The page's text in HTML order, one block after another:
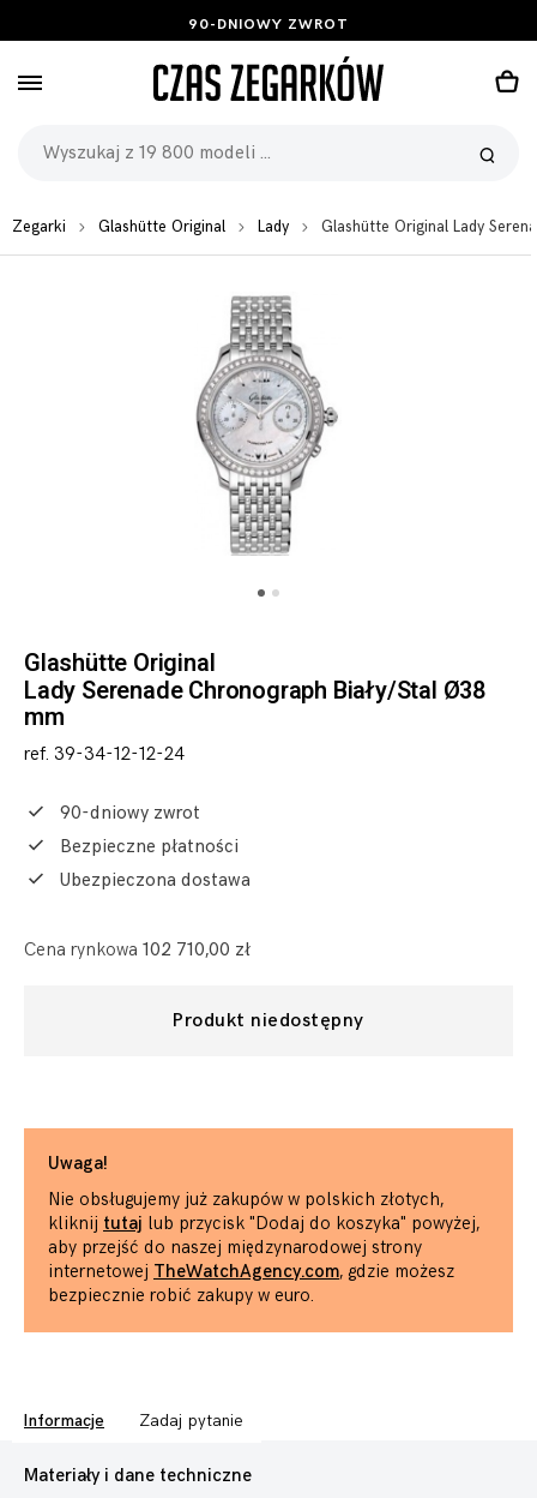
BEZPŁATNE ZWROTY I WYMIANA
Zegarki Glashütte Original Lady Glashütte Original Lady
Glashütte Original
Lady Serenade Chronograph Biały/Stal Ø38
mm
ref. 39-34-12-12-24
90-dniowy zwrot
Bezpieczne płatności
Ubezpieczona dostawa
Cena rynkowa 102 710,00 zł
Produkt niedostępny
Uwaga!
Nie obsługujemy już zakupów w polskich złotych,
kliknij tutaj lub przycisk "Dodaj do koszyka" powyżej,
aby przejść do naszej międzynarodowej strony
internetowej TheWatchAgency.com, gdzie możesz
bezpiecznie robić zakupy w euro.
Informacje Zadaj pytanie
Materiały i dane techniczne